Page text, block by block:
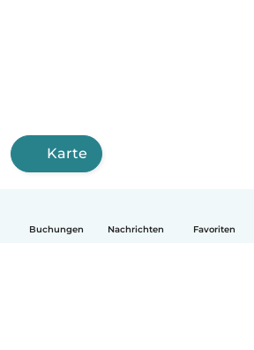
Buchungen Nachrichten Favoriten
Karte